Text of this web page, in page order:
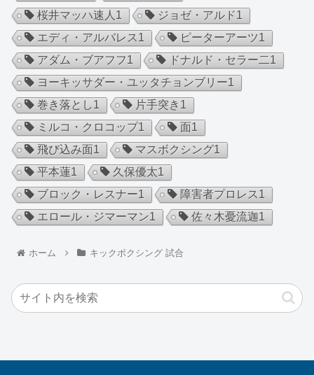
桜井マッハ速人 1 ジョゼ・アルド1
エディ・アルバレス1 ピーターアーツ1
アダム・ブアフフ1 ドナルド・セラー二1
ヨーキッサダー・ユッタチョンブリー1
巻き落とし1 片手突き 1
ミルコ・クロコップ1 面1
飛び込み面1 マスボクシング1
平本蓮1 久保優太1
ブロック・レスナー1 障害者プロレス1
エロール・ジマーマン1 佐々木憂流迦1
ホーム キックボクシング 試合